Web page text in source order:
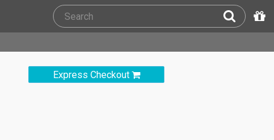
Express Checkout